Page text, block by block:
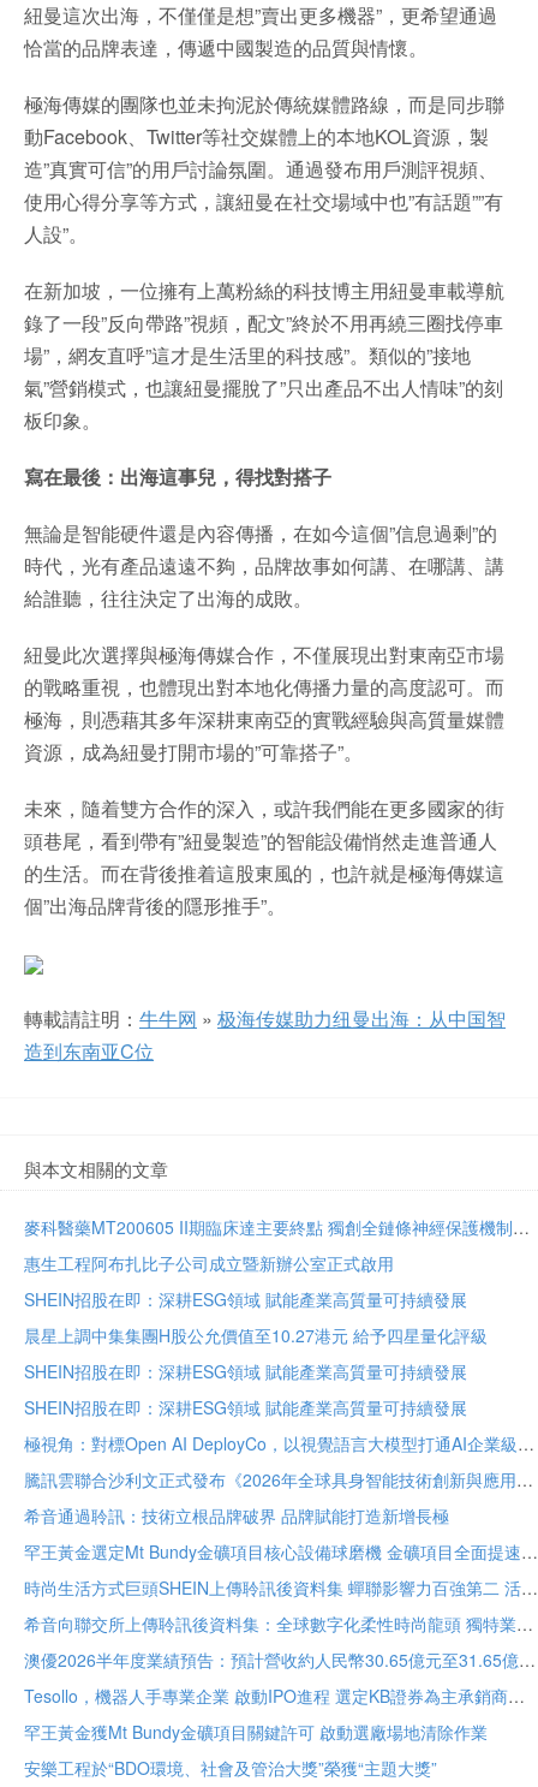
紐曼這次出海，不僅僅是想”賣出更多機器”，更希望通過
恰當的品牌表達，傳遞中國製造的品質與情懷。
極海傳媒的團隊也並未拘泥於傳統媒體路線，而是同步聯
動Facebook、Twitter等社交媒體上的本地KOL資源，製
造”真實可信”的用戶討論氛圍。通過發布用戶測評視頻、
使用心得分享等方式，讓紐曼在社交場域中也”有話題””有
人設”。
在新加坡，一位擁有上萬粉絲的科技博主用紐曼車載導航
錄了一段”反向帶路”視頻，配文”終於不用再繞三圈找停車
場”，網友直呼”這才是生活里的科技感”。類似的”接地
氣”營銷模式，也讓紐曼擺脫了”只出產品不出人情味”的刻
板印象。
寫在最後：出海這事兒，得找對搭子
無論是智能硬件還是內容傳播，在如今這個”信息過剩”的
時代，光有產品遠遠不夠，品牌故事如何講、在哪講、講
給誰聽，往往決定了出海的成敗。
紐曼此次選擇與極海傳媒合作，不僅展現出對東南亞市場
的戰略重視，也體現出對本地化傳播力量的高度認可。而
極海，則憑藉其多年深耕東南亞的實戰經驗與高質量媒體
資源，成為紐曼打開市場的”可靠搭子”。
未來，隨着雙方合作的深入，或許我們能在更多國家的街
頭巷尾，看到帶有”紐曼製造”的智能設備悄然走進普通人
的生活。而在背後推着這股東風的，也許就是極海傳媒這
個”出海品牌背後的隱形推手”。
轉載請註明： 牛牛网 » 极海传媒助力纽曼出海：从中国智
造到东南亚C位
與本文相關的文章
麥科醫藥MT200605 II期臨床達主要終點 獨創全鏈條神經保護機制將亮相國際卒中大會
惠生工程阿布扎比子公司成立暨新辦公室正式啟用
SHEIN招股在即：深耕ESG領域 賦能產業高質量可持續發展
晨星上調中集集團H股公允價值至10.27港元 給予四星量化評級
SHEIN招股在即：深耕ESG領域 賦能產業高質量可持續發展
SHEIN招股在即：深耕ESG領域 賦能產業高質量可持續發展
極視角：對標Open AI DeployCo，以視覺語言大模型打通AI企業級落地“最後一公里”
騰訊雲聯合沙利文正式發布《2026年全球具身智能技術創新與應用白皮書》
希音通過聆訊：技術立根品牌破界 品牌賦能打造新增長極
罕王黃金選定Mt Bundy金礦項目核心設備球磨機 金礦項目全面提速
時尚生活方式巨頭SHEIN上傳聆訊後資料集 蟬聯影響力百強第二 活躍顧客達2.73億
希音向聯交所上傳聆訊後資料集：全球數字化柔性時尚龍頭 獨特業務模式構築堅固護城河
澳優2026半年度業績預告：預計營收約人民幣30.65億元至31.65億元 核心業務基礎保持穩定
Tesollo，機器人手專業企業 啟動IPO進程 選定KB證券為主承銷商
罕王黃金獲Mt Bundy金礦項目關鍵許可 啟動選廠場地清除作業
安樂工程於“BDO環境、社會及管治大獎”榮獲“主題大獎”